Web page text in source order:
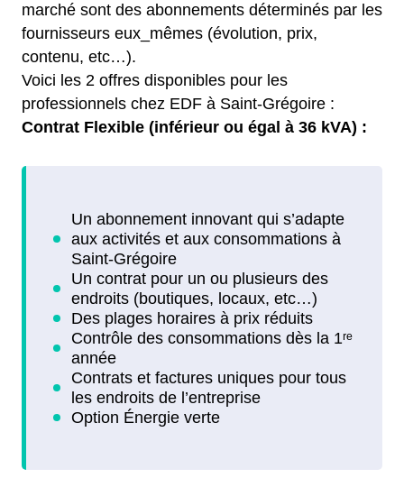
marché sont des abonnements déterminés par les
fournisseurs eux_mêmes (évolution, prix,
contenu, etc…).
Voici les 2 offres disponibles pour les
professionnels chez EDF à Saint-Grégoire :
Contrat Flexible (inférieur ou égal à 36 kVA) :